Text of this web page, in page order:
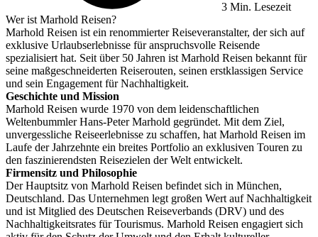
3 Min. Lesezeit
Wer ist Marhold Reisen?
Marhold Reisen ist ein renommierter Reiseveranstalter, der sich auf
exklusive Urlaubserlebnisse für anspruchsvolle Reisende
spezialisiert hat. Seit über 50 Jahren ist Marhold Reisen bekannt für
seine maßgeschneiderten Reiserouten, seinen erstklassigen Service
und sein Engagement für Nachhaltigkeit.
Geschichte und Mission
Marhold Reisen wurde 1970 von dem leidenschaftlichen
Weltenbummler Hans-Peter Marhold gegründet. Mit dem Ziel,
unvergessliche Reiseerlebnisse zu schaffen, hat Marhold Reisen im
Laufe der Jahrzehnte ein breites Portfolio an exklusiven Touren zu
den faszinierendsten Reisezielen der Welt entwickelt.
Firmensitz und Philosophie
Der Hauptsitz von Marhold Reisen befindet sich in München,
Deutschland. Das Unternehmen legt großen Wert auf Nachhaltigkeit
und ist Mitglied des Deutschen Reiseverbands (DRV) und des
Nachhaltigkeitsrates für Tourismus. Marhold Reisen engagiert sich